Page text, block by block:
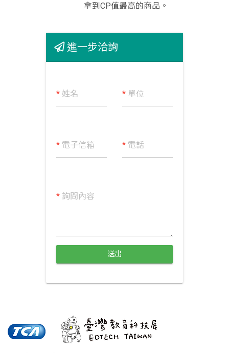
拿到CP值最高的商品。
進一步洽詢
*姓名 * 單位
*電子信箱 * 電話
*詢問內容
送出